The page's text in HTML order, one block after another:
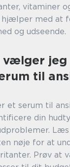
vitaminer
hjælper med at
og udseende.
vælger jeg
til
et serum til
din
Læs
nøje for at
Prøv at